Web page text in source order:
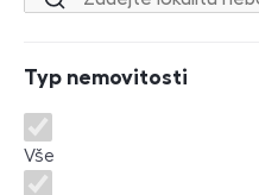
Lokalita nebo ulice
Typ nemovitosti
Typ nemovitosti
Vše